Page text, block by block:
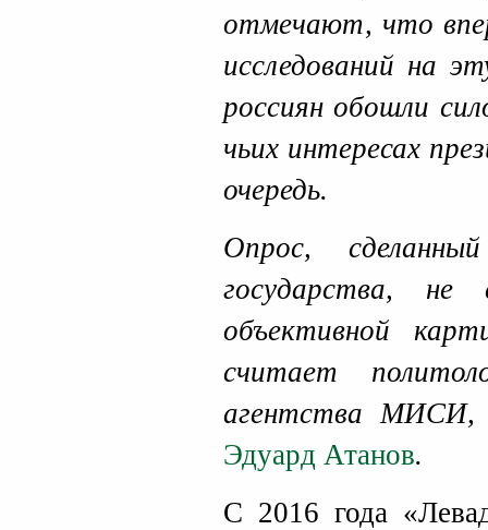
отмечают, что
исследований на
россиян обошли
чьих интересах
очередь.
Опрос,
государства, не
объективной
считает
агентства
Эдуард Атанов.
С 2016 года